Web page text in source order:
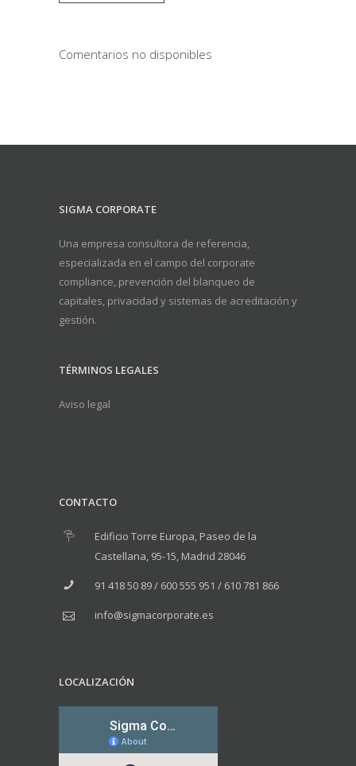
Comentarios no disponibles
SIGMA CORPORATE
Una empresa consultora de referencia,
especializada en el campo del corporate
compliance, prevención del blanqueo de
capitales, privacidad y sistemas de acreditación y
gestión.
TÉRMINOS LEGALES
Aviso legal
CONTACTO
Edificio Torre Europa, Paseo de la
Castellana, 95-15, Madrid 28046
91 418 50 89 / 600 555 951 / 610 781 866
info@sigmacorporate.es
LOCALIZACIÓN